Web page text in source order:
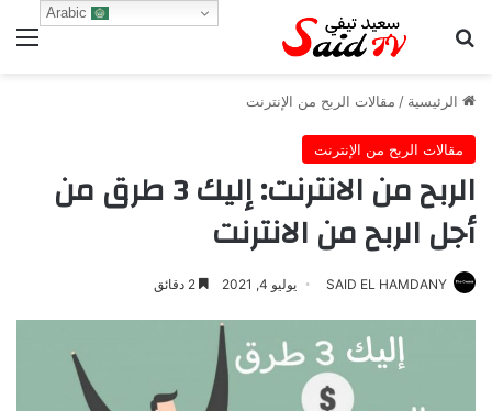
بحث عن
الرئيسية / مقالات الربح من الإنترنت
مقالات الربح من الإنترنت
الربح من الانترنت: إليك 3 طرق من
أجل الربح من الانترنت
SAID EL HAMDANY يوليو 4, 2021